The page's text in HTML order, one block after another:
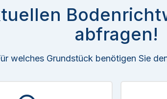
abfragen!
welches Grundstück benötigen Sie